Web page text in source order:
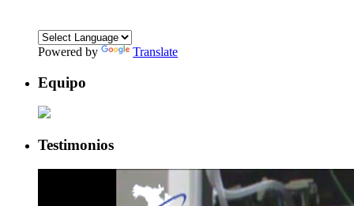
Powered by Translate
Equipo
Testimonios